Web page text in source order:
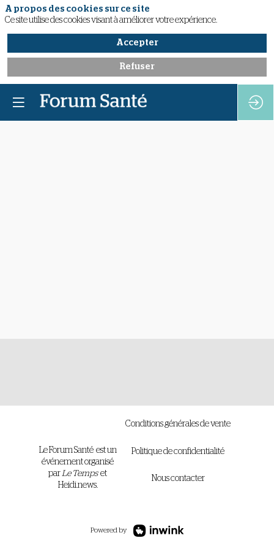
Le Forum Santé est un
événement organisé
parLe Temps et
Heidi.news.
Conditions générales de vente
Politique de confidentialité
Nous contacter
Powered by
A propos des cookies sur ce site
Ce site utilise des cookies visant à améliorer votre expérience.
Accepter
Refuser